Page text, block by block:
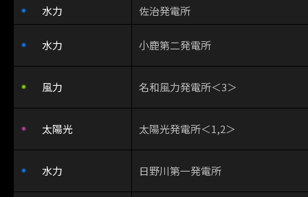
水力
佐治発電所
水力 小鹿第二発電所
風力 名和風力発電所＜3＞
太陽光 太陽光発電所＜1,2＞
水力 日野川第一発電所